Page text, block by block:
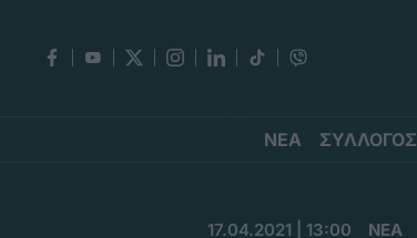
ΝΕΑ ΣΥΛΛΟΓΟΣ
17.04.2021 | 13:00 ΝΕΑ